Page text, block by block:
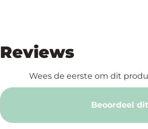
Reviews
Wees de eerste om dit
Beoordeel